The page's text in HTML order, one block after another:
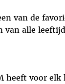
van de
alle
voor